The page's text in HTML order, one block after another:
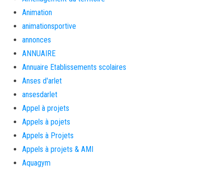
Animation
animationsportive
annonces
ANNUAIRE
Annuaire Etablissements scolaires
Anses d'arlet
ansesdarlet
Appel à projets
Appels à pojets
Appels à Projets
Appels à projets & AMI
Aquagym